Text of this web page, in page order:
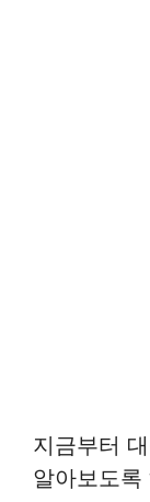
지금부터
알아보도록